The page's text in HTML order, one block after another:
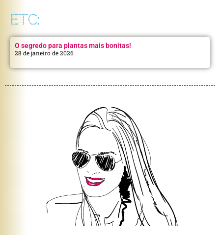
ETC:
O segredo para plantas mais bonitas!
28 de janeiro de 2026